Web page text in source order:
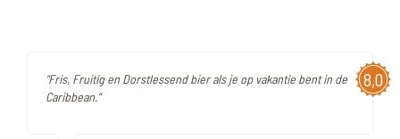
8,0
"Fris, Fruitig en Dorstlessend bier als je op vakantie bent in de
Caribbean."